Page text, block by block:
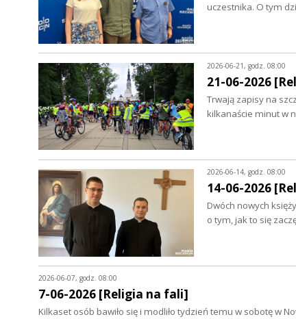
uczestnika. O tym
2026-06-21, godz. 08:00
21-06-2026
Trwają zapisy na
kilkanaście minut w
2026-06-14, godz. 08:00
14-06-2026
Dwóch nowych
o tym, jak to się
2026-06-07, godz. 08:00
7-06-2026 [Religia na fali]
Kilkaset osób bawiło się i modliło tydzień temu w sobotę w